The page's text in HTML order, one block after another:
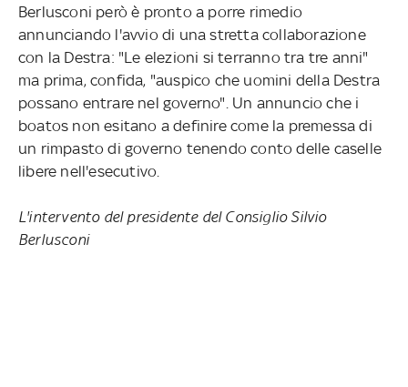
Berlusconi però è pronto a porre rimedio
annunciando l'avvio di una stretta collaborazione
con la Destra: "Le elezioni si terranno tra tre anni"
ma prima, confida, "auspico che uomini della Destra
possano entrare nel governo". Un annuncio che i
boatos non esitano a definire come la premessa di
un rimpasto di governo tenendo conto delle caselle
libere nell'esecutivo.
L'intervento del presidente del Consiglio Silvio
Berlusconi